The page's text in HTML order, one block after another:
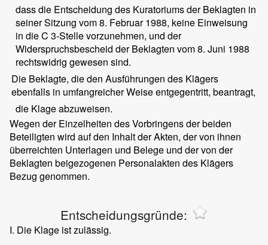
dass die Entscheidung des Kuratoriums der Beklagten in
seiner Sitzung vom 8. Februar 1988, keine Einweisung
in die C 3-Stelle vorzunehmen, und der
Widerspruchsbescheid der Beklagten vom 8. Juni 1988
rechtswidrig gewesen sind.
Die Beklagte, die den Ausführungen des Klägers
ebenfalls in umfangreicher Weise entgegentritt, beantragt,
die Klage abzuweisen.
Wegen der Einzelheiten des Vorbringens der beiden
Beteiligten wird auf den Inhalt der Akten, der von ihnen
überreichten Unterlagen und Belege und der von der
Beklagten beigezogenen Personalakten des Klägers
Bezug genommen.
Entscheidungsgründe:
I. Die Klage ist zulässig.